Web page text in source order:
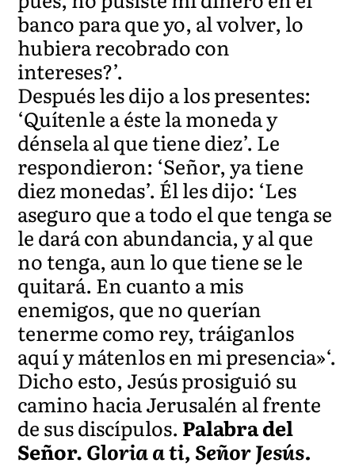
banco para que yo, al volver, lo
hubiera recobrado con
intereses?’.
Después les dijo a los presentes:
‘Quítenle a éste la moneda y
dénsela al que tiene diez’. Le
respondieron: ‘Señor, ya tiene
diez monedas’. Él les dijo: ‘Les
aseguro que a todo el que tenga se
le dará con abundancia, y al que
no tenga, aun lo que tiene se le
quitará. En cuanto a mis
enemigos, que no querían
tenerme como rey, tráiganlos
aquí y mátenlos en mi presencia»‘.
Dicho esto, Jesús prosiguió su
camino hacia Jerusalén al frente
de sus discípulos. Palabra del
Señor.Gloria a ti, Señor Jesús.